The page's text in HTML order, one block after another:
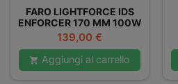
FARO LIGHTFORCE IDS
ENFORCER 170 MM 100W
ULTRALEGGERO
Prezzo
139,00 €
 Aggiungi al carrello